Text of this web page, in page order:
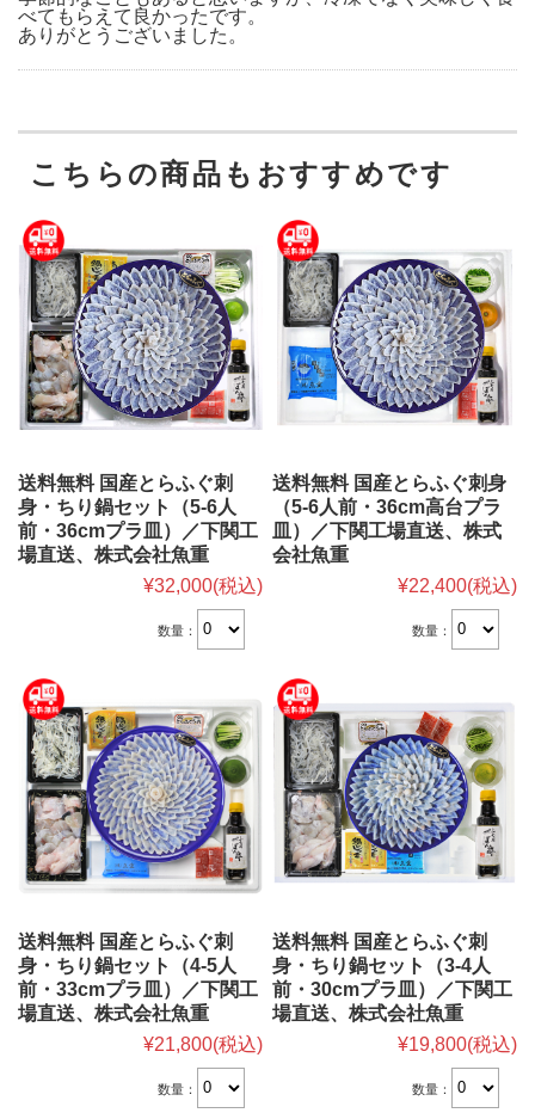
べてもらえて良かったです。
ありがとうございました。
こちらの商品もおすすめです
送料無料 国産とらふぐ刺
身・ちり鍋セット（5-6人
前・36cmプラ皿）／下関工
場直送、株式会社魚重
¥32,000(税込)
数量：
送料無料 国産とらふぐ刺身
（5-6人前・36cm高台プラ
皿）／下関工場直送、株式
会社魚重
¥22,400(税込)
数量：
送料無料 国産とらふぐ刺
身・ちり鍋セット（4-5人
前・33cmプラ皿）／下関工
場直送、株式会社魚重
¥21,800(税込)
数量：
送料無料 国産とらふぐ刺
身・ちり鍋セット（3-4人
前・30cmプラ皿）／下関工
場直送、株式会社魚重
¥19,800(税込)
数量：